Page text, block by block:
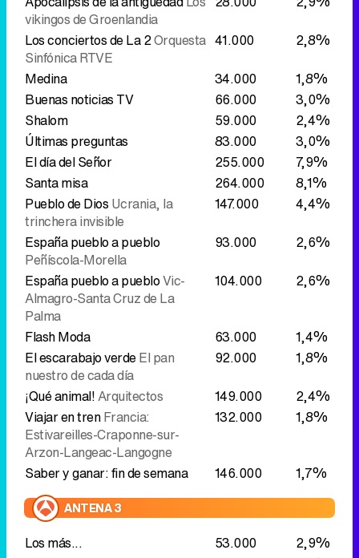
Shalom
59.000
2,4%
Últimas preguntas
83.000
3,0%
El día del Señor
7,9%
Santa misa
264.000
8,1%
Pueblo de DiosUcrania, la
trinchera invisible
147.000
4,4%
España pueblo a pueblo
Peñíscola-Morella
93.000
2,6%
España pueblo a pueblo
Almagro-Santa Cruz de La
Palma
104.000 2,6%
Flash Moda
El escarabajo verdeEl pan
nuestro de cada día
92.000
1,8%
¡Qué animal!Arquitectos 149.000
2,4%
Viajar en trenFrancia:
Estivareilles-Craponne-sur-
Arzon-Langeac-Langogne
Saber y ganar: fin de semana 146.000 1,7%
ANTENA 3
Los más...
Los más TV
Centímetros cúbicos
86.000
3,0%
Los más...
115.000
3,5%
Los más TV
115.000
3,5%
Mask Singer: adivina quién canta
266.000
7,5%